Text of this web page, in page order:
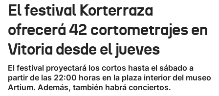
Ikusmiran
Eguraldia
El festival Korterraza
ofrecerá 42 cortometrajes en
Vitoria desde el jueves
El festival proyectará los cortos hasta el sábado a
partir de las 22:00 horas en la plaza interior del museo
Artium. Además, también habrá conciertos.